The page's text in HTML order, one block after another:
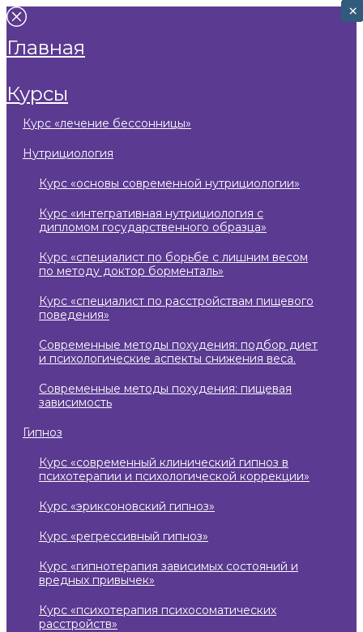
главная
курсы
курс «лечение бессонницы»
нутрициология
курс «основы современной нутрициологии»
курс «интегративная нутрициология с
дипломом государственного образца»
курс «специалист по борьбе с лишним весом
по методу доктор борменталь»
курс «специалист по расстройствам пищевого
поведения»
современные методы похудения: подбор диет
и психологические аспекты снижения веса.
современные методы похудения: пищевая
зависимость
гипноз
курс «современный клинический гипноз в
психотерапии и психологической коррекции»
курс «эриксоновский гипноз»
курс «регрессивный гипноз»
курс «гипнотерапия зависимых состояний и
вредных привычек»
курс «психотерапия психосоматических
расстройств»
×
×